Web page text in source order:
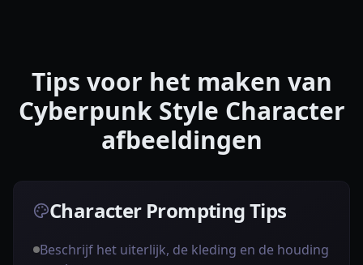
Tips voor het maken van
Cyberpunk Style Character
afbeeldingen
Character Prompting Tips
Beschrijf het uiterlijk, de kleding en de houding